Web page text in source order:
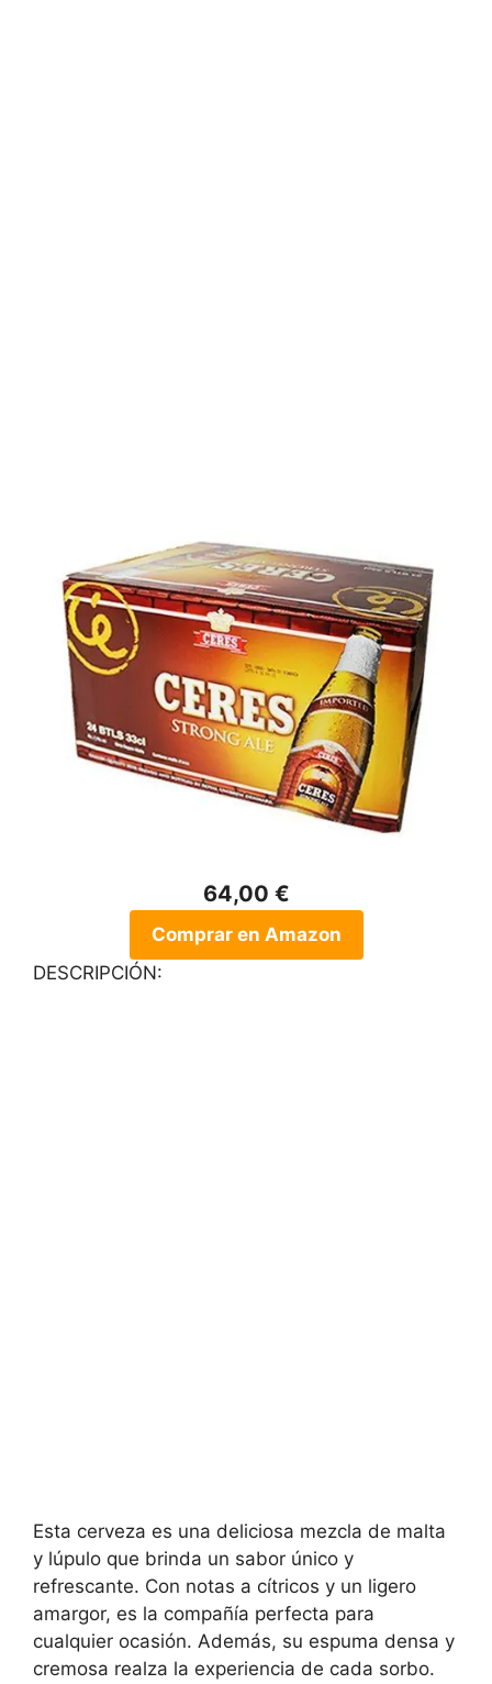
64,00 €
Comprar en Amazon
DESCRIPCIÓN:
Esta cerveza es una deliciosa mezcla de malta
y lúpulo que brinda un sabor único y
refrescante. Con notas a cítricos y un ligero
amargor, es la compañía perfecta para
cualquier ocasión. Además, su espuma densa y
cremosa realza la experiencia de cada sorbo.